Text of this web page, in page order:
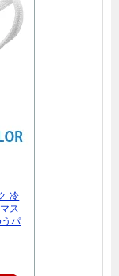
冷
ス
パ